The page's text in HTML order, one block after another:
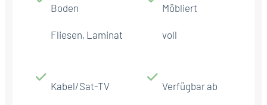
Boden
Fliesen, Laminat
Möbliert
voll
Kabel/Sat-TV Verfügbar ab